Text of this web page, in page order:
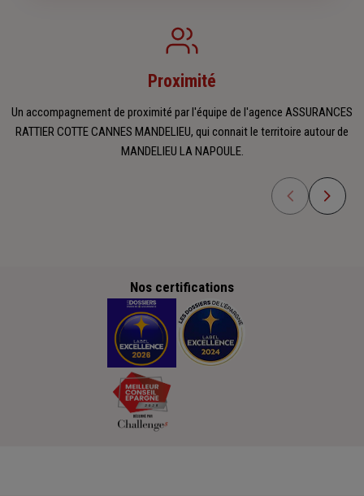
Proximité
Un accompagnement de proximité par l'équipe de l'agence ASSURANCES
RATTIER COTTE CANNES MANDELIEU, qui connait le territoire autour de
MANDELIEU LA NAPOULE.
Nos certifications